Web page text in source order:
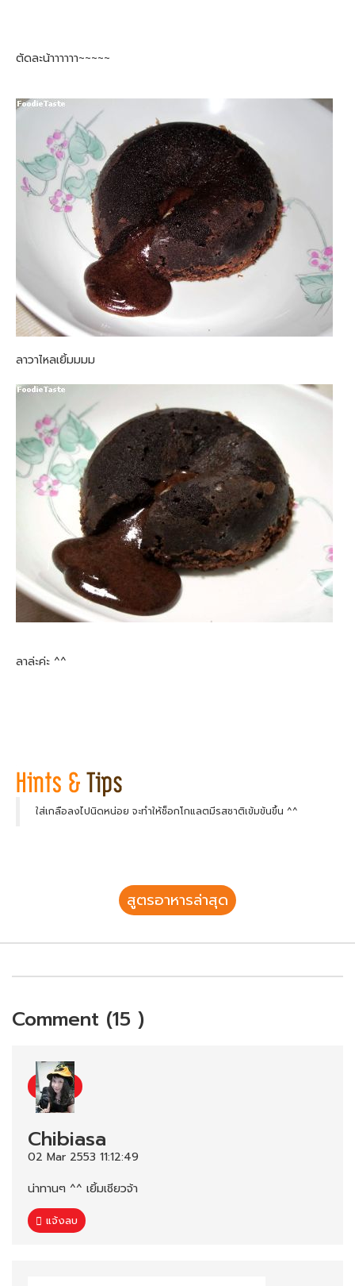
ตัดละน้าาาาาา~~~~~
ลาวาไหลเยิ้มมมม
ลาล่ะค่ะ ^^
ใส่เกลือลงไปนิดหน่อย จะทำให้ช็อกโกแลตมีรสชาติเข้มข้นขึ้น ^^
สูตรอาหารล่าสุด
Comment (15 )
Chibiasa
02 Mar 2553 11:12:49
น่าทานๆ ^^ เยิ้มเชียวจ้า
แจ้งลบ